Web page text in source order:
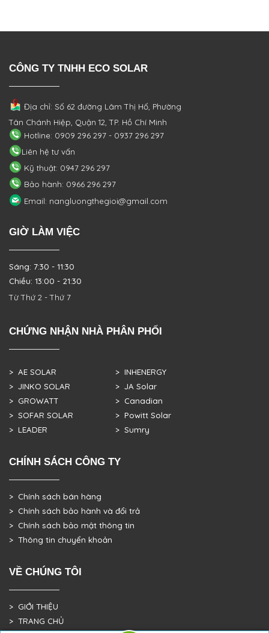
CÔNG TY TNHH ECO SOLAR
Địa chỉ: Số 62 đường Lâm Thị Hố, Phường
Tân Chánh Hiệp, Quận 12, TP. Hồ Chí Minh
Hotline: 0909 296 297 - 0937 296 297
Liên hệ tư vấn
Kỹ thuật: 0947 296 297
Bảo hành: 0966 296 297
Email: nangluongthegioi@gmail.com
GIỜ LÀM VIỆC
Sáng: 7:30 - 11:30
Chiều: 13:00 - 21:30
Từ Thứ 2 - Thứ 7
CHỨNG NHẬN NHÀ PHÂN PHỐI
> AE SOLAR
> JINKO SOLAR
> GROWATT
> SOFAR SOLAR
> LEADER
> INHENERGY
> JA Solar
> Canadian
> Powitt Solar
> Sumry
CHÍNH SÁCH CÔNG TY
> Chính sách bán hàng
> Chính sách bảo hành và đổi trả
> Chính sách bảo mật thông tin
> Thông tin chuyển khoản
VỀ CHÚNG TÔI
> GIỚI THIỆU
> TRANG CHỦ